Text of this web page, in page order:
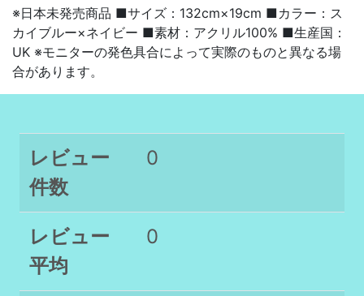
※日本未発売商品 ■サイズ：132cm×19cm ■カラー：ス
カイブルー×ネイビー ■素材：アクリル100% ■生産国：
UK ※モニターの発色具合によって実際のものと異なる場
合があります。
レビュー
件数
0
レビュー
平均
0